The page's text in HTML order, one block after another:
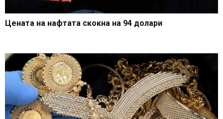
Цената на нафтата скокна на 94 долари